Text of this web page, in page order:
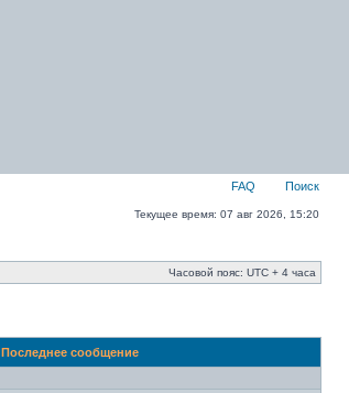
FAQ Поиск
Текущее время: 07 авг 2026, 15:20
Часовой пояс: UTC + 4 часа
Последнее сообщение